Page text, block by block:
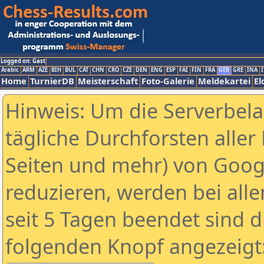
Logged on: Gast
Arabic ARM AZE BIH BUL CAT CHN CRO CZE DEN ENG ESP FAI FIN FRA GER GRE INA
Home TurnierDB Meisterschaft Foto-Galerie Meldekartei
Hinweis: Um die
tägliche Durchforsten aller
Seiten und mehr) von
reduzieren, werden bei
seit 5 Tagen beendet sind
folgenden Knopf